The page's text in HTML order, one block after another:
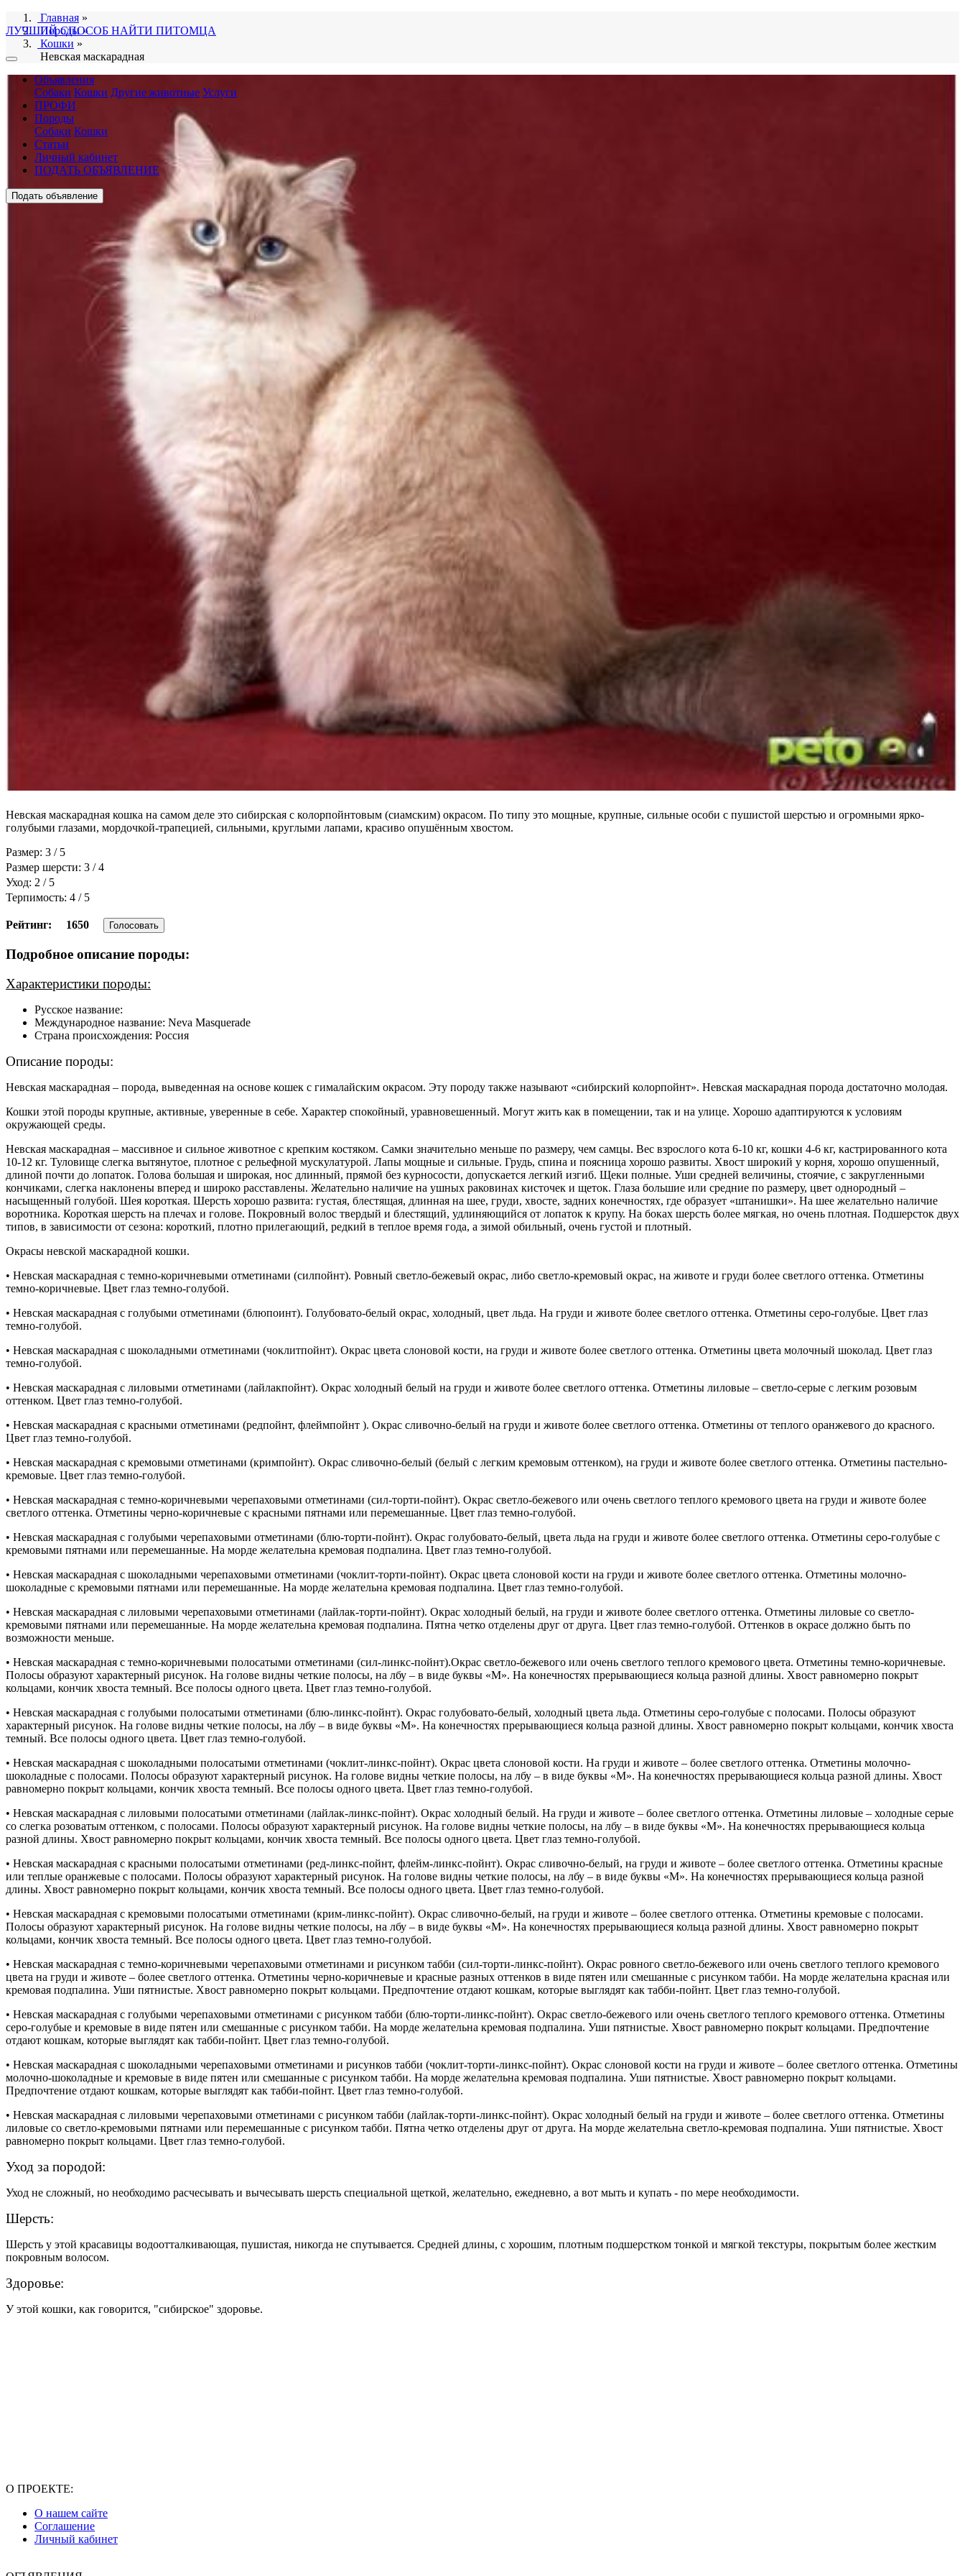
ЛУЧШИЙ СПОСОБ НАЙТИ ПИТОМЦА
Объявления
Собаки Кошки Другие животные Услуги
ПРОФИ
Породы
Собаки Кошки
Статьи
Личный кабинет
ПОДАТЬ ОБЪЯВЛЕНИЕ
Подать объявление
Главная »
Породы»
Кошки »
Невская маскарадная
Невская маскарадная кошка на самом деле это сибирская с колорпойнтовым (сиамским) окрасом. По типу это мощные, крупные, сильные особи с пушистой шерстью и огромными ярко-
голубыми глазами, мордочкой-трапецией, сильными, круглыми лапами, красиво опушённым хвостом.
Размер: 3 / 5
Размер шерсти: 3 / 4
Уход: 2 / 5
Терпимость: 4 / 5
Рейтинг: 1650 Голосовать
Подробное описание породы:
Характеристики породы:
Русское название:
Международное название: Neva Masquerade
Страна происхождения: Россия
Описание породы:
Невская маскарадная – порода, выведенная на основе кошек с гималайским окрасом. Эту породу также называют «сибирский колорпойнт». Невская маскарадная порода достаточно молодая.
Кошки этой породы крупные, активные, уверенные в себе. Характер спокойный, уравновешенный. Могут жить как в помещении, так и на улице. Хорошо адаптируются к условиям
окружающей среды.
Невская маскарадная – массивное и сильное животное с крепким костяком. Самки значительно меньше по размеру, чем самцы. Вес взрослого кота 6-10 кг, кошки 4-6 кг, кастрированного кота
10-12 кг. Туловище слегка вытянутое, плотное с рельефной мускулатурой. Лапы мощные и сильные. Грудь, спина и поясница хорошо развиты. Хвост широкий у корня, хорошо опушенный,
длиной почти до лопаток. Голова большая и широкая, нос длинный, прямой без курносости, допускается легкий изгиб. Щеки полные. Уши средней величины, стоячие, с закругленными
кончиками, слегка наклонены вперед и широко расставлены. Желательно наличие на ушных раковинах кисточек и щеток. Глаза большие или средние по размеру, цвет однородный –
насыщенный голубой. Шея короткая. Шерсть хорошо развита: густая, блестящая, длинная на шее, груди, хвосте, задних конечностях, где образует «штанишки». На шее желательно наличие
воротника. Короткая шерсть на плечах и голове. Покровный волос твердый и блестящий, удлиняющийся от лопаток к крупу. На боках шерсть более мягкая, но очень плотная. Подшерсток двух
типов, в зависимости от сезона: короткий, плотно прилегающий, редкий в теплое время года, а зимой обильный, очень густой и плотный.
Окрасы невской маскарадной кошки.
• Невская маскарадная с темно-коричневыми отметинами (силпойнт). Ровный светло-бежевый окрас, либо светло-кремовый окрас, на животе и груди более светлого оттенка. Отметины
темно-коричневые. Цвет глаз темно-голубой.
• Невская маскарадная с голубыми отметинами (блюпоинт). Голубовато-белый окрас, холодный, цвет льда. На груди и животе более светлого оттенка. Отметины серо-голубые. Цвет глаз
темно-голубой.
• Невская маскарадная с шоколадными отметинами (чоклитпойнт). Окрас цвета слоновой кости, на груди и животе более светлого оттенка. Отметины цвета молочный шоколад. Цвет глаз
темно-голубой.
• Невская маскарадная с лиловыми отметинами (лайлакпойнт). Окрас холодный белый на груди и животе более светлого оттенка. Отметины лиловые – светло-серые с легким розовым
оттенком. Цвет глаз темно-голубой.
• Невская маскарадная с красными отметинами (редпойнт, флеймпойнт ). Окрас сливочно-белый на груди и животе более светлого оттенка. Отметины от теплого оранжевого до красного.
Цвет глаз темно-голубой.
• Невская маскарадная с кремовыми отметинами (кримпойнт). Окрас сливочно-белый (белый с легким кремовым оттенком), на груди и животе более светлого оттенка. Отметины пастельно-
кремовые. Цвет глаз темно-голубой.
• Невская маскарадная с темно-коричневыми черепаховыми отметинами (сил-торти-пойнт). Окрас светло-бежевого или очень светлого теплого кремового цвета на груди и животе более
светлого оттенка. Отметины черно-коричневые с красными пятнами или перемешанные. Цвет глаз темно-голубой.
• Невская маскарадная с голубыми черепаховыми отметинами (блю-торти-пойнт). Окрас голубовато-белый, цвета льда на груди и животе более светлого оттенка. Отметины серо-голубые с
кремовыми пятнами или перемешанные. На морде желательна кремовая подпалина. Цвет глаз темно-голубой.
• Невская маскарадная с шоколадными черепаховыми отметинами (чоклит-торти-пойнт). Окрас цвета слоновой кости на груди и животе более светлого оттенка. Отметины молочно-
шоколадные с кремовыми пятнами или перемешанные. На морде желательна кремовая подпалина. Цвет глаз темно-голубой.
• Невская маскарадная с лиловыми черепаховыми отметинами (лайлак-торти-пойнт). Окрас холодный белый, на груди и животе более светлого оттенка. Отметины лиловые со светло-
кремовыми пятнами или перемешанные. На морде желательна кремовая подпалина. Пятна четко отделены друг от друга. Цвет глаз темно-голубой. Оттенков в окрасе должно быть по
возможности меньше.
• Невская маскарадная с темно-коричневыми полосатыми отметинами (сил-линкс-пойнт).Окрас светло-бежевого или очень светлого теплого кремового цвета. Отметины темно-коричневые.
Полосы образуют характерный рисунок. На голове видны четкие полосы, на лбу – в виде буквы «М». На конечностях прерывающиеся кольца разной длины. Хвост равномерно покрыт
кольцами, кончик хвоста темный. Все полосы одного цвета. Цвет глаз темно-голубой.
• Невская маскарадная с голубыми полосатыми отметинами (блю-линкс-пойнт). Окрас голубовато-белый, холодный цвета льда. Отметины серо-голубые с полосами. Полосы образуют
характерный рисунок. На голове видны четкие полосы, на лбу – в виде буквы «М». На конечностях прерывающиеся кольца разной длины. Хвост равномерно покрыт кольцами, кончик хвоста
темный. Все полосы одного цвета. Цвет глаз темно-голубой.
• Невская маскарадная с шоколадными полосатыми отметинами (чоклит-линкс-пойнт). Окрас цвета слоновой кости. На груди и животе – более светлого оттенка. Отметины молочно-
шоколадные с полосами. Полосы образуют характерный рисунок. На голове видны четкие полосы, на лбу – в виде буквы «М». На конечностях прерывающиеся кольца разной длины. Хвост
равномерно покрыт кольцами, кончик хвоста темный. Все полосы одного цвета. Цвет глаз темно-голубой.
• Невская маскарадная с лиловыми полосатыми отметинами (лайлак-линкс-пойнт). Окрас холодный белый. На груди и животе – более светлого оттенка. Отметины лиловые – холодные серые
со слегка розоватым оттенком, с полосами. Полосы образуют характерный рисунок. На голове видны четкие полосы, на лбу – в виде буквы «М». На конечностях прерывающиеся кольца
разной длины. Хвост равномерно покрыт кольцами, кончик хвоста темный. Все полосы одного цвета. Цвет глаз темно-голубой.
• Невская маскарадная с красными полосатыми отметинами (ред-линкс-пойнт, флейм-линкс-пойнт). Окрас сливочно-белый, на груди и животе – более светлого оттенка. Отметины красные
или теплые оранжевые с полосами. Полосы образуют характерный рисунок. На голове видны четкие полосы, на лбу – в виде буквы «М». На конечностях прерывающиеся кольца разной
длины. Хвост равномерно покрыт кольцами, кончик хвоста темный. Все полосы одного цвета. Цвет глаз темно-голубой.
• Невская маскарадная с кремовыми полосатыми отметинами (крим-линкс-пойнт). Окрас сливочно-белый, на груди и животе – более светлого оттенка. Отметины кремовые с полосами.
Полосы образуют характерный рисунок. На голове видны четкие полосы, на лбу – в виде буквы «М». На конечностях прерывающиеся кольца разной длины. Хвост равномерно покрыт
кольцами, кончик хвоста темный. Все полосы одного цвета. Цвет глаз темно-голубой.
• Невская маскарадная с темно-коричневыми черепаховыми отметинами и рисунком табби (сил-торти-линкс-пойнт). Окрас ровного светло-бежевого или очень светлого теплого кремового
цвета на груди и животе – более светлого оттенка. Отметины черно-коричневые и красные разных оттенков в виде пятен или смешанные с рисунком табби. На морде желательна красная или
кремовая подпалина. Уши пятнистые. Хвост равномерно покрыт кольцами. Предпочтение отдают кошкам, которые выглядят как табби-пойнт. Цвет глаз темно-голубой.
• Невская маскарадная с голубыми черепаховыми отметинами с рисунком табби (блю-торти-линкс-пойнт). Окрас светло-бежевого или очень светлого теплого кремового оттенка. Отметины
серо-голубые и кремовые в виде пятен или смешанные с рисунком табби. На морде желательна кремовая подпалина. Уши пятнистые. Хвост равномерно покрыт кольцами. Предпочтение
отдают кошкам, которые выглядят как табби-пойнт. Цвет глаз темно-голубой.
• Невская маскарадная с шоколадными черепаховыми отметинами и рисунков табби (чоклит-торти-линкс-пойнт). Окрас слоновой кости на груди и животе – более светлого оттенка. Отметины
молочно-шоколадные и кремовые в виде пятен или смешанные с рисунком табби. На морде желательна кремовая подпалина. Уши пятнистые. Хвост равномерно покрыт кольцами.
Предпочтение отдают кошкам, которые выглядят как табби-пойнт. Цвет глаз темно-голубой.
• Невская маскарадная с лиловыми черепаховыми отметинами с рисунком табби (лайлак-торти-линкс-пойнт). Окрас холодный белый на груди и животе – более светлого оттенка. Отметины
лиловые со светло-кремовыми пятнами или перемешанные с рисунком табби. Пятна четко отделены друг от друга. На морде желательна светло-кремовая подпалина. Уши пятнистые. Хвост
равномерно покрыт кольцами. Цвет глаз темно-голубой.
Уход за породой:
Уход не сложный, но необходимо расчесывать и вычесывать шерсть специальной щеткой, желательно, ежедневно, а вот мыть и купать - по мере необходимости.
Шерсть:
Шерсть у этой красавицы водоотталкивающая, пушистая, никогда не спутывается. Средней длины, с хорошим, плотным подшерстком тонкой и мягкой текстуры, покрытым более жестким
покровным волосом.
Здоровье:
У этой кошки, как говорится, "сибирское" здоровье.
О ПРОЕКТЕ:
О нашем сайте
Соглашение
Личный кабинет